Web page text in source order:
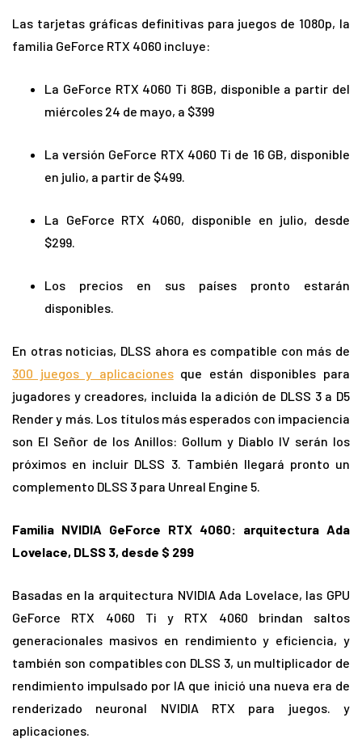
Las tarjetas gráficas definitivas para juegos de 1080p, la
familia GeForce RTX 4060 incluye:
La GeForce RTX 4060 Ti 8GB, disponible a partir del
miércoles 24 de mayo, a $399
La versión GeForce RTX 4060 Ti de 16 GB, disponible
en julio, a partir de $499.
La GeForce RTX 4060, disponible en julio, desde
$299.
Los precios en sus países pronto estarán
disponibles.
En otras noticias, DLSS ahora es compatible con más de
300 juegos y aplicacionesque están disponibles para
jugadores y creadores, incluida la adición de DLSS 3 a D5
Render y más. Los títulos más esperados con impaciencia
son El Señor de los Anillos: Gollum y Diablo IV serán los
próximos en incluir DLSS 3. También llegará pronto un
complemento DLSS 3 para Unreal Engine 5.
Familia NVIDIA GeForce RTX 4060: arquitectura Ada
Lovelace, DLSS 3, desde $ 299
Basadas en la arquitectura NVIDIA Ada Lovelace, las GPU
GeForce RTX 4060 Ti y RTX 4060 brindan saltos
generacionales masivos en rendimiento y eficiencia, y
también son compatibles con DLSS 3, un multiplicador de
rendimiento impulsado por IA que inició una nueva era de
renderizado neuronal NVIDIA RTX para juegos. y
aplicaciones.